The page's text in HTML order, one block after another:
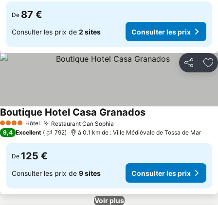
De 87 €
Consulter les prix de 2 sites Consulter les prix
Partager
4 Étoiles Hôtel Restaurant Can Sophia
Boutique Hotel Casa GranadosConsulter les prix
9,4 Excellent 792 à 0.1 km de : Ville Médiévale de Tossa de Mar
De 125 €
Consulter les prix de 9 sites Consulter les prix
Voir plus